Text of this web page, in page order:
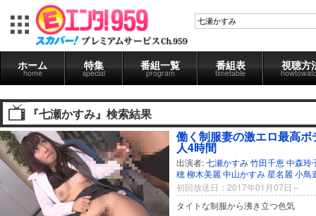
ホーム
home
特集
special
番組一覧
program
番組表
timetable
視聴方
『七瀬かすみ』検索結果
働く制服妻の激エロ最高
人4時間
出演者:七瀬かすみ竹田千恵中森玲
穂柳木美麗 中山かすみ星名麗 小鳥
初回放送日：2017年01月07日～
タイトな制服から沸き立つ色気